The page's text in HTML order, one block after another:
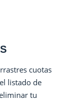
cuotas
listado de
tu